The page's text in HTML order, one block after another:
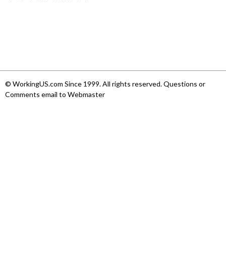
© WorkingUS.com Since 1999. All rights reserved. Questions or
Comments email to Webmaster